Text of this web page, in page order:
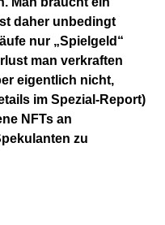
daher unbedingt
nur „Spielgeld“
man verkraften
eigentlich nicht,
im Spezial-Report)
NFTs an
zu